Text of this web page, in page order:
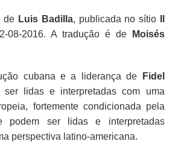
de Luis Badilla, publicada no sítio
08-2016. A tradução é de
Moisés
cubana e a liderança de
Fidel
ser lidas e interpretadas com uma
fortemente condicionada pela
ser lidas e interpretadas
perspectiva latino-americana.